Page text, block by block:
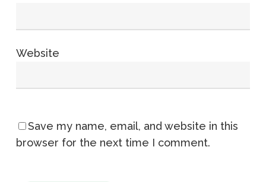
Website
Save my name, email, and website in this
browser for the next time I comment.